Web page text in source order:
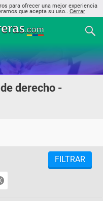
para ofrecer una mejor experiencia
que acepta su uso.. Cerrar
derecho -
FILTRAR